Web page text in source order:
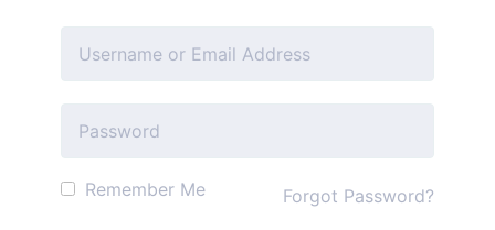
Remember Me Forgot Password?